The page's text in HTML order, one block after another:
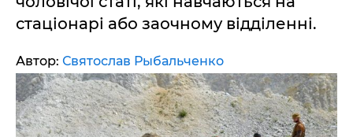
стаціонарі або заочному відділенні.
Автор: Святослав Рыбальченко